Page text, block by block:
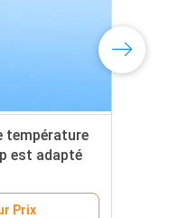
température
est adapté
et basse
Prix